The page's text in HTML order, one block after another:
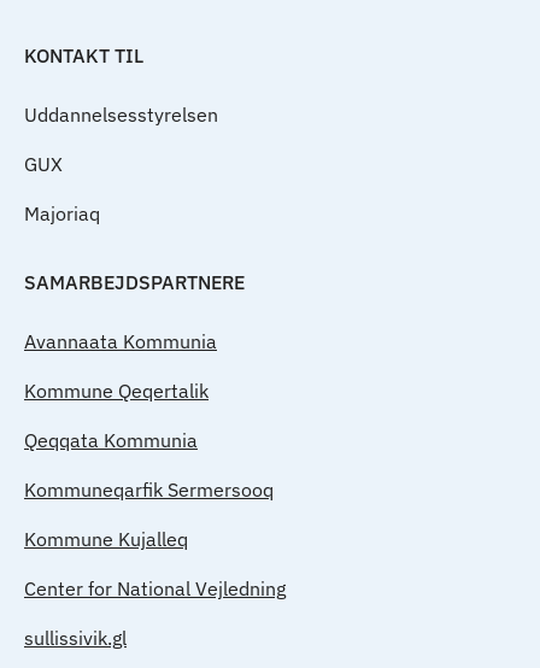
KONTAKT TIL
Uddannelsesstyrelsen
GUX
Majoriaq
SAMARBEJDSPARTNERE
Avannaata Kommunia
Kommune Qeqertalik
Qeqqata Kommunia
Kommuneqarfik Sermersooq
Kommune Kujalleq
Center for National Vejledning
sullissivik.gl